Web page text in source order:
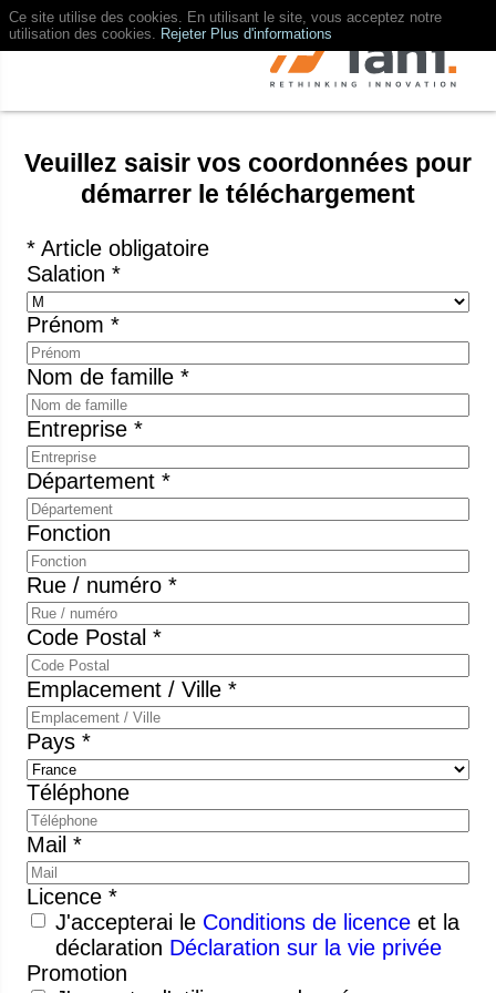
Ce site utilise des cookies. En utilisant le site, vous acceptez notre
utilisation des cookies. Rejeter Plus d'informations
Veuillez saisir vos coordonnées pour
démarrer le téléchargement
* Article obligatoire
Salation *
Prénom *
Nom de famille *
Entreprise *
Département *
Fonction
Rue / numéro *
Code Postal *
Emplacement / Ville *
Pays *
Téléphone
Mail *
Licence *
J'accepterai le Conditions de licence et la
déclaration Déclaration sur la vie privée
Promotion